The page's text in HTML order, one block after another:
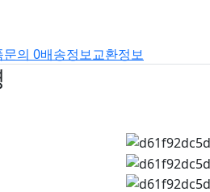
의 0배송정보교환정보